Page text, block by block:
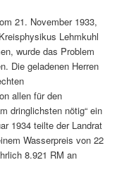
21. November 1933,
Lehmkuhl
wurde das Problem
Die geladenen Herren
allen für den
dringlichsten nötig“ ein
1934 teilte der Landrat
Wasserpreis von 22
8.921 RM an